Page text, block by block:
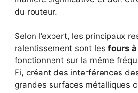
du routeur.
Selon l’expert, les principaux
ralentissement sont les fours
fonctionnent sur la même
Fi, créant des interférences
grandes surfaces métalliques